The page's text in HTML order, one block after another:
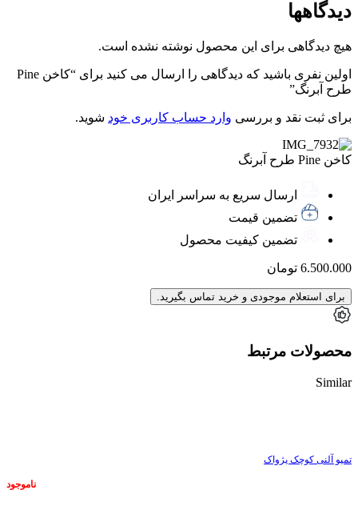
دیدگاهها
هیچ دیدگاهی برای این محصول نوشته نشده است.
اولین نفری باشید که دیدگاهی را ارسال می کنید برای “کاخن Pine
طرح آبرنگ”
برای ثبت نقد و بررسی وارد حساب کاربری خود شوید.
کاخن Pine طرح آبرنگ
ارسال سریع به سراسر ایران
تضمین قیمت
تضمین کیفیت محصول
6.500.000 تومان
برای استعلام موجودی و خرید تماس بگیرید.
محصولات مرتبط
Similar
تمپو آلنی کوچک پژواک
ناموجود